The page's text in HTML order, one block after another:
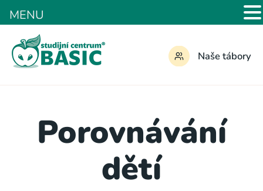
Naše tábory
Porovnávání
dětí
MENU